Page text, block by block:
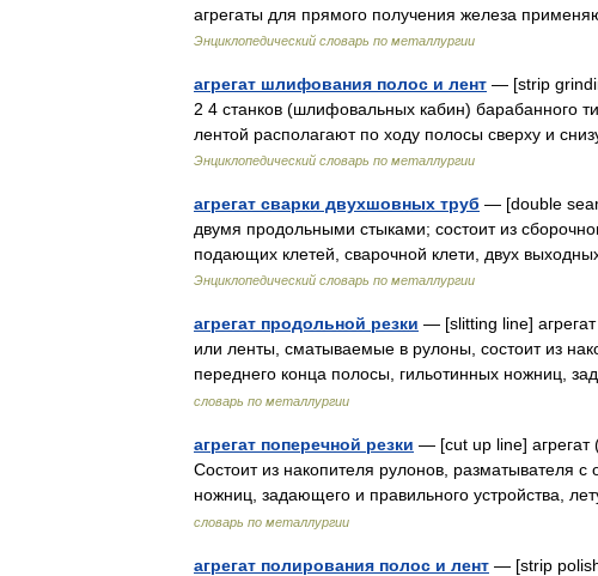
агрегаты для прямого получения железа
Энциклопедический словарь по металлургии
агрегат шлифования полос и лент — [strip
2 4 станков (шлифовальных кабин) барабанного
лентой располагают по ходу полосы сверху и
Энциклопедический словарь по металлургии
агрегат сварки двухшовных труб — [double
двумя продольными стыками; состоит из
подающих клетей, сварочной клети, двух
Энциклопедический словарь по металлургии
агрегат продольной резки — [slitting line]
или ленты, сматываемые в рулоны, состоит из
переднего конца полосы, гильотинных ножниц,
словарь по металлургии
агрегат поперечной резки — [cut up line] агрегат
Состоит из накопителя рулонов, разматывателя
ножниц, задающего и правильного устройства,
словарь по металлургии
агрегат полирования полос и лент — [strip